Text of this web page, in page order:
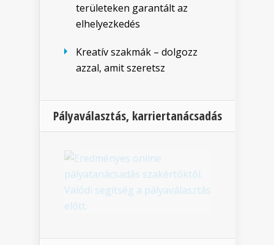
területeken garantált az
elhelyezkedés
Kreatív szakmák – dolgozz
azzal, amit szeretsz
Pályaválasztás, karriertanácsadás